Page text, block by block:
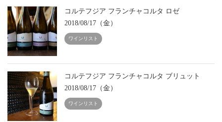
コルテフジア フランチャコルタ ロゼ
2018/08/17（金）
ワインリスト
コルテフジア フランチャコルタ ブリュット
2018/08/17（金）
ワインリスト